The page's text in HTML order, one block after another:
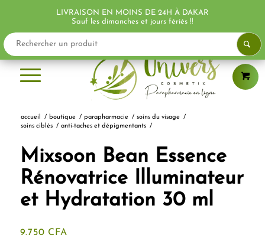
accueil / boutique / parapharmacie / soins du visage
/
soins ciblés / anti-taches et dépigmentants /
Mixsoon Bean Essence
Rénovatrice Illuminateur
et Hydratation 30 ml
9.750 CFA
LIVRAISON EN MOINS DE 24H À DAKAR
Sauf les dimanches et jours fériés !!